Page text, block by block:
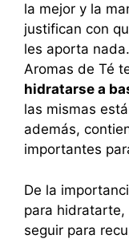
la mejor y la
justifican con
les aporta
Aromas de Té
hidratarse a
las mismas
además,
importantes
De la
para hidratarte,
seguir para